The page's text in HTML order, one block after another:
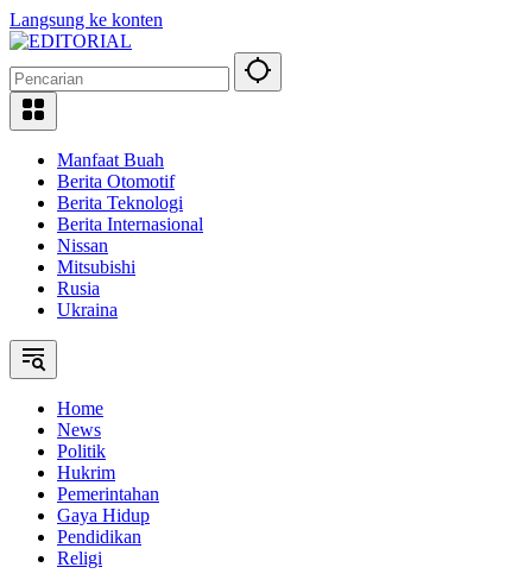
Langsung ke konten
Manfaat Buah
Berita Otomotif
Berita Teknologi
Berita Internasional
Nissan
Mitsubishi
Rusia
Ukraina
Home
News
Politik
Hukrim
Pemerintahan
Gaya Hidup
Pendidikan
Religi